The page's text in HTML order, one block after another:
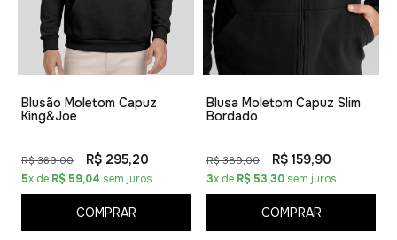
Blusão Moletom Capuz
King&Joe
R$ 369,00 R$ 295,20
5x de R$ 59,04 sem juros
COMPRAR
Blusa Moletom Capuz Slim
Bordado
R$ 389,00 R$ 159,90
3x de R$ 53,30 sem juros
COMPRAR